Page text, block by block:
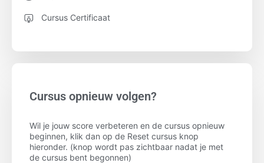
Cursus Certificaat
Cursus opnieuw volgen?
Wil je jouw score verbeteren en de cursus opnieuw
beginnen, klik dan op de Reset cursus knop
hieronder. (knop wordt pas zichtbaar nadat je met
de cursus bent begonnen)